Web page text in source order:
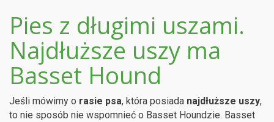
Pies z długimi uszami.
Najdłuższe uszy ma
Basset Hound
Jeśli mówimy o rasie psa, która posiada najdłuższe uszy,
to nie sposób nie wspomnieć o Basset Houndzie. Basset